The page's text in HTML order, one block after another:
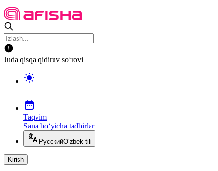
Juda qisqa qidiruv so‘rovi
Taqvim
Sana bo‘yicha tadbirlar
РусскийO‘zbek tili
Kirish